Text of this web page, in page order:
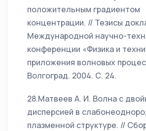
положительным градиентом
концентрации. // Тезисы
Международной научно-
конференции «Физика и
приложения волновых
Волгоград. 2004. С. 24.
28.Матвеев А. И. Волна с
дисперсией в
плазменной структуре. //